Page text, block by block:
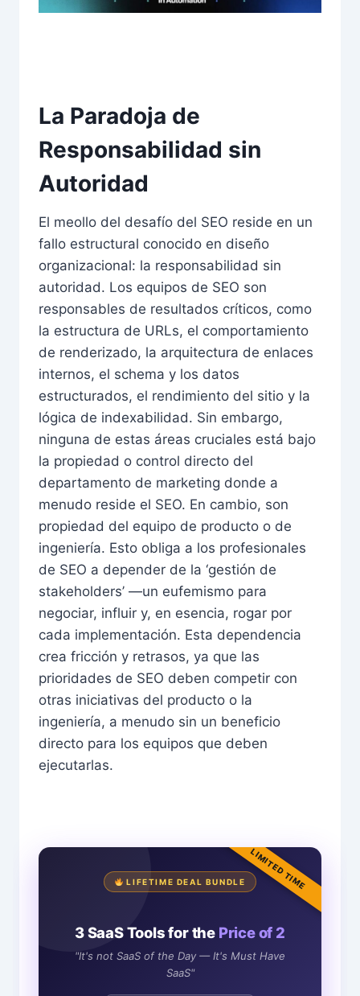
La Paradoja de
Responsabilidad sin
Autoridad
El meollo del desafío del SEO reside en un
fallo estructural conocido en diseño
organizacional: la responsabilidad sin
autoridad. Los equipos de SEO son
responsables de resultados críticos, como
la estructura de URLs, el comportamiento
de renderizado, la arquitectura de enlaces
internos, el schema y los datos
estructurados, el rendimiento del sitio y la
lógica de indexabilidad. Sin embargo,
ninguna de estas áreas cruciales está bajo
la propiedad o control directo del
departamento de marketing donde a
menudo reside el SEO. En cambio, son
propiedad del equipo de producto o de
ingeniería. Esto obliga a los profesionales
de SEO a depender de la ‘gestión de
stakeholders’ —un eufemismo para
negociar, influir y, en esencia, rogar por
cada implementación. Esta dependencia
crea fricción y retrasos, ya que las
prioridades de SEO deben competir con
otras iniciativas del producto o la
ingeniería, a menudo sin un beneficio
directo para los equipos que deben
ejecutarlas.
LIMITED TIME
LIFETIME DEAL BUNDLE
3 SaaS Tools for the Price of 2
"It's not SaaS of the Day — It's Must Have
SaaS"